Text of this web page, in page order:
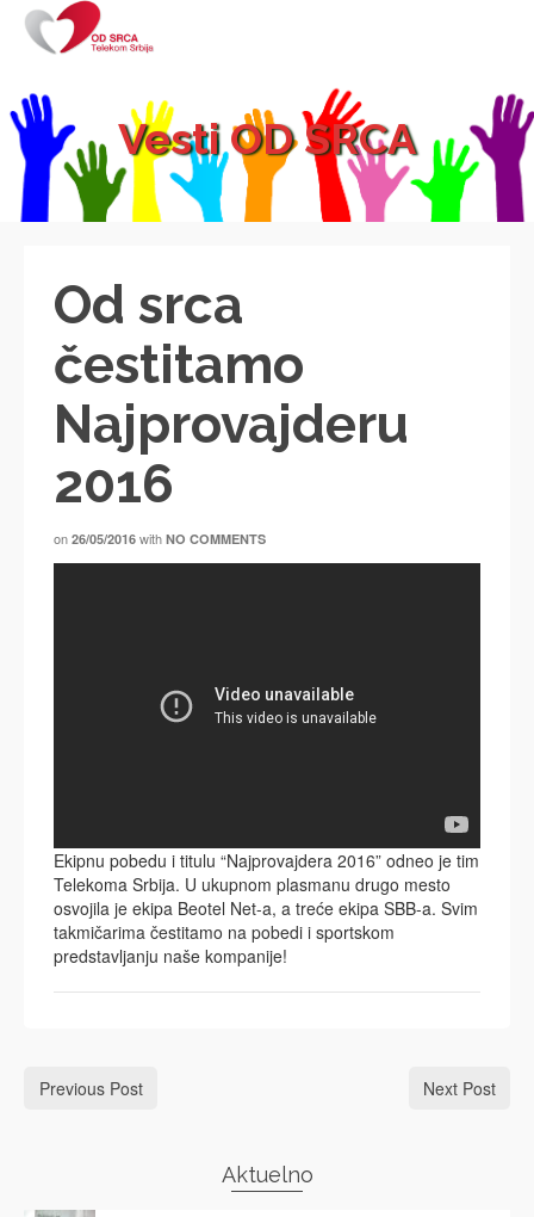
Vesti OD SRCA
Od srca
čestitamo
Najprovajderu
2016
on 26/05/2016 with NO COMMENTS
Ekipnu pobedu i titulu “Najprovajdera 2016” odneo je tim
Telekoma Srbija. U ukupnom plasmanu drugo mesto
osvojila je ekipa Beotel Net-a, a treće ekipa SBB-a. Svim
takmičarima čestitamo na pobedi i sportskom
predstavljanju naše kompanije!
Previous Post Next Post
Aktuelno